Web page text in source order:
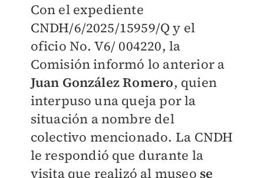
Con el expediente
CNDH/6/2025/15959/Q y el
oficio No. V6/ 004220, la
Comisión informó lo anterior a
Juan González Romero, quien
interpuso una queja por la
situación a nombre del
colectivo mencionado. La CNDH
le respondió que durante la
visita que realizó al museo se